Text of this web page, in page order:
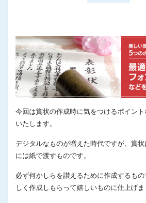
今回は賞状の作成時に気をつけるポイン
いたします。
デジタルなものが増えた時代ですが、賞
には紙で渡すものです。
必ず何かしらを讃えるために作成するも
しく作成しもらって嬉しいものに仕上げま